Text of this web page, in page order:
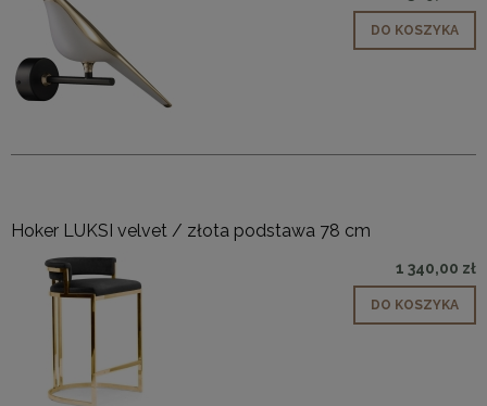
DO KOSZYKA
Hoker LUKSI velvet / złota podstawa 78 cm
1 340,00 zł
DO KOSZYKA